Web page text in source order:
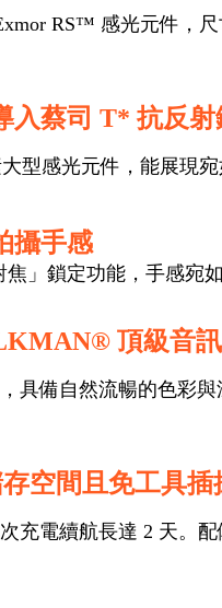
RS™ 感光元件，
入蔡司 T* 抗反射
型感光元件，能展現
攝手感
」鎖定功能，手感宛
頂級音訊
具備自然流暢的色彩
空間且免工具插
充電續航長達 2 天